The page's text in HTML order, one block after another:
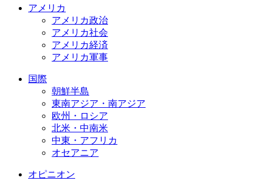
アメリカ
アメリカ政治
アメリカ社会
アメリカ経済
アメリカ軍事
国際
朝鮮半島
東南アジア・南アジア
欧州・ロシア
北米・中南米
中東・アフリカ
オセアニア
オピニオン